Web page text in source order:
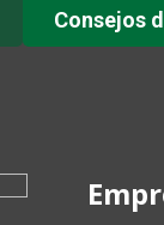
Consejos